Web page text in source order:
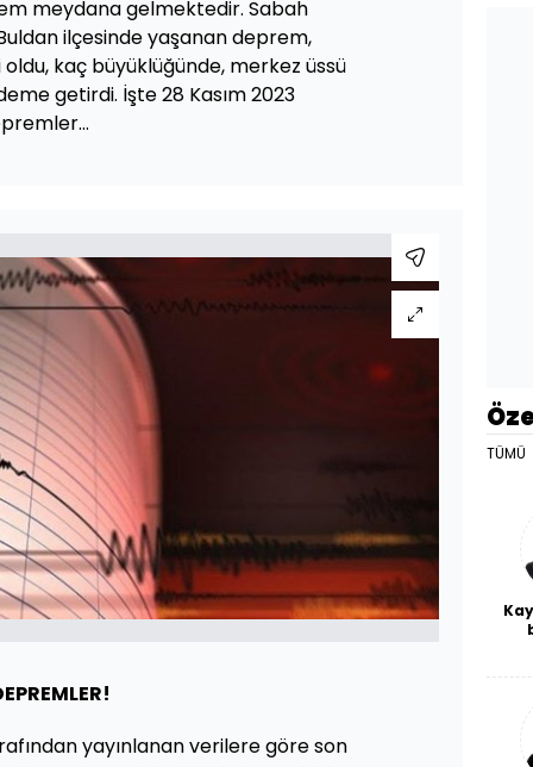
meydana gelmektedir. Sabah
ilçesinde yaşanan deprem,
kaç büyüklüğünde, merkez üssü
getirdi. İşte 28 Kasım 2023
yayınlanan verilere göre son
TÜMÜ